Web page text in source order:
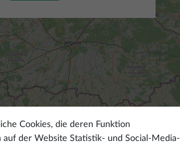
Cookies, die deren Funktion
der Website Statistik- und Social-Media-